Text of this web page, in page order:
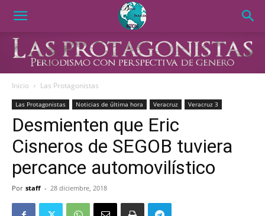
Inicio Las Protagonistas
Las Protagonistas Noticias de última hora Veracruz Veracruz 3
Desmienten que Eric
Cisneros de SEGOB tuviera
percance automovilístico
Por staff - 28 diciembre, 2018